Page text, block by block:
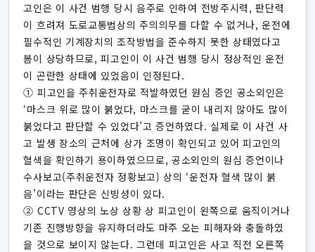
고인은 이 사건 범행 당시 음주로 인하여 전방주시력, 판단력
이 흐려져 도로교통법상의 주의의무를 다할 수 없거나, 운전에
필수적인 기계장치의 조작방법을 준수하지 못한 상태였다고
봄이 상당하므로, 피고인이 이 사건 범행 당시 정상적인 운전
이 곤란한 상태에 있었음이 인정된다.
① 피고인을 주취운전자로 적발하였던 원심 증인 공소외인은
‘마스크 위로 많이 붉었다, 마스크를 굳이 내리지 않아도 많이
붉었다고 판단할 수 있었다’고 증언하였다. 실제로 이 사건 사
고 발생 장소의 근처에 상가 조명이 확인되고 있어 피고인의
혈색을 확인하기 용이하였으므로, 공소외인의 원심 증언이나
수사보고(주취운전자 정황보고) 상의 ‘운전자 혈색 많이 붉
음’이라는 판단은 신빙성이 있다.
② CCTV 영상의 노상 상황 상 피고인이 왼쪽으로 움직이거나
기존 진행방향을 유지하더라도 마주 오는 피해자와 충돌하였
을 것으로 보이지 않는다. 그런데 피고인은 사고 직전 오른쪽